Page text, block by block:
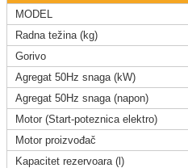
MODEL
Radna težina (kg)
Gorivo
Agregat 50Hz snaga (kW)
Agregat 50Hz snaga (napon)
Motor (Start-poteznica elektro)
Motor proizvođač
Kapacitet rezervoara (l)